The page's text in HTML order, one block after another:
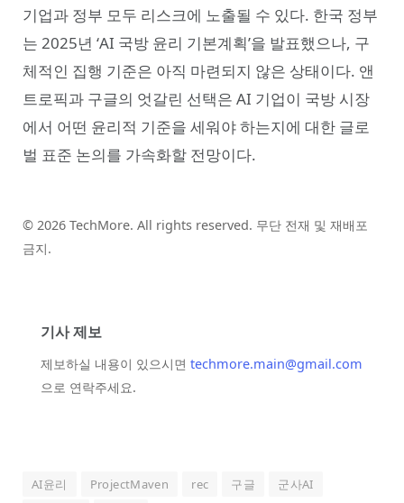
기업과 정부 모두 리스크에 노출될 수 있다. 한국 정부
는 2025년 ‘AI 국방 윤리 기본계획’을 발표했으나, 구
체적인 집행 기준은 아직 마련되지 않은 상태이다. 앤
트로픽과 구글의 엇갈린 선택은 AI 기업이 국방 시장
에서 어떤 윤리적 기준을 세워야 하는지에 대한 글로
벌 표준 논의를 가속화할 전망이다.
© 2026 TechMore. All rights reserved. 무단 전재 및 재배포
금지.
기사 제보
제보하실 내용이 있으시면 techmore.main@gmail.com
으로 연락주세요.
AI윤리 ProjectMaven rec 구글
군사AI